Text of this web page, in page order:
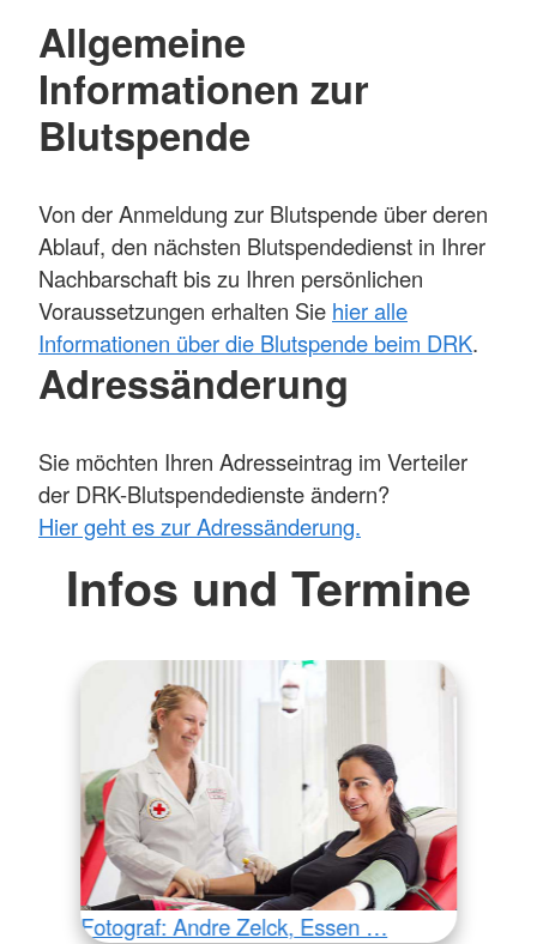
Allgemeine
Informationen zur
Blutspende
Von der Anmeldung zur Blutspende über deren
Ablauf, den nächsten Blutspendedienst in Ihrer
Nachbarschaft bis zu Ihren persönlichen
Voraussetzungen erhalten Sie hier alle
Informationen über die Blutspende beim DRK.
Adressänderung
Sie möchten Ihren Adresseintrag im Verteiler
der DRK-Blutspendedienste ändern?
Hier geht es zur Adressänderung.
Infos und Termine
Fotograf: Andre Zelck, Essen …